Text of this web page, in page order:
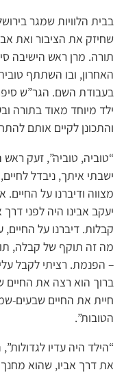
בבית הלוויות שמגר
שחיזק את הציבור ואת
תורה. מרן ראש הישיבה
האחרון, ובו השתתף
בעבודת השם. הגר”ש
ילד מיוחד מאוד בתורה
והתכונן לקיים אותם
“טוביה, טוביה”, זעק
ישבתי איתך, ניבדל
מצווה ודיברנו על החיים.
יעקב אבינו היה לפני
קבלות. דיברנו על
מה זה תוקף של קבלה,
– הפנמת. רציתי לקבל
ברוך הוא רצה את החיים
חיית את החיים שבעים-
הטובות”.
“הילד היה עדיו
את דרך אביו, שהוא